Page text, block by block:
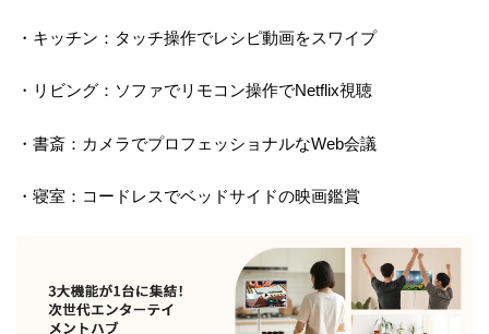
・キッチン：タッチ操作でレシピ動画をスワイプ
・リビング：ソファでリモコン操作でNetflix視聴
・書斎：カメラでプロフェッショナルなWeb会議
・寝室：コードレスでベッドサイドの映画鑑賞